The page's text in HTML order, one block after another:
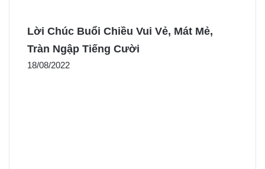
Lời Chúc Buổi Chiều Vui Vẻ, Mát Mẻ,
Tràn Ngập Tiếng Cười
18/08/2022